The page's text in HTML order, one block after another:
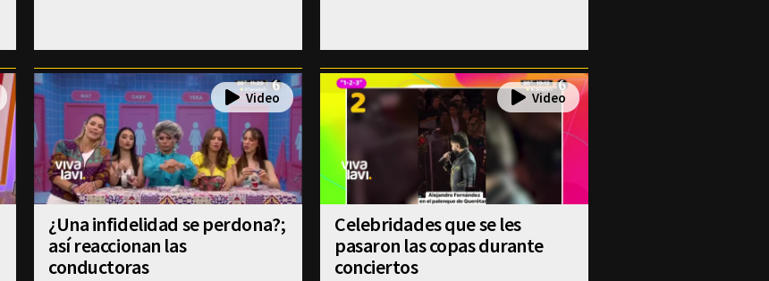
¿Una infidelidad se perdona?;
así reaccionan las
conductoras
Celebridades que se les
pasaron las copas durante
conciertos